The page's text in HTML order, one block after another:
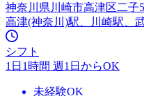
神奈川県川崎市高津区二子
高津(神奈川)駅、川崎駅、
シフト
1日1時間 週1日からOK
未経験OK